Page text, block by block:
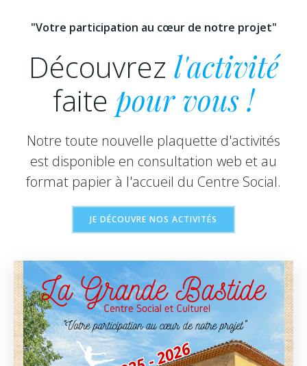
"Votre participation au cœur de notre projet"
Découvrez l'activité
faite pour vous !
Notre toute nouvelle plaquette d'activités
est disponible en consultation web et au
format papier à l'accueil du Centre Social.
JE DÉCOUVRE NOS ACTIVITÉS